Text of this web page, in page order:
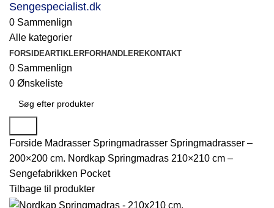
Sengespecialist.dk
0 Sammenlign
Alle kategorier
FORSIDEARTIKLERFORHANDLEREKONTAKT
0 Sammenlign
0 Ønskeliste
Forside Madrasser Springmadrasser Springmadrasser –
200×200 cm. Nordkap Springmadras 210×210 cm –
Sengefabrikken Pocket
Tilbage til produkter